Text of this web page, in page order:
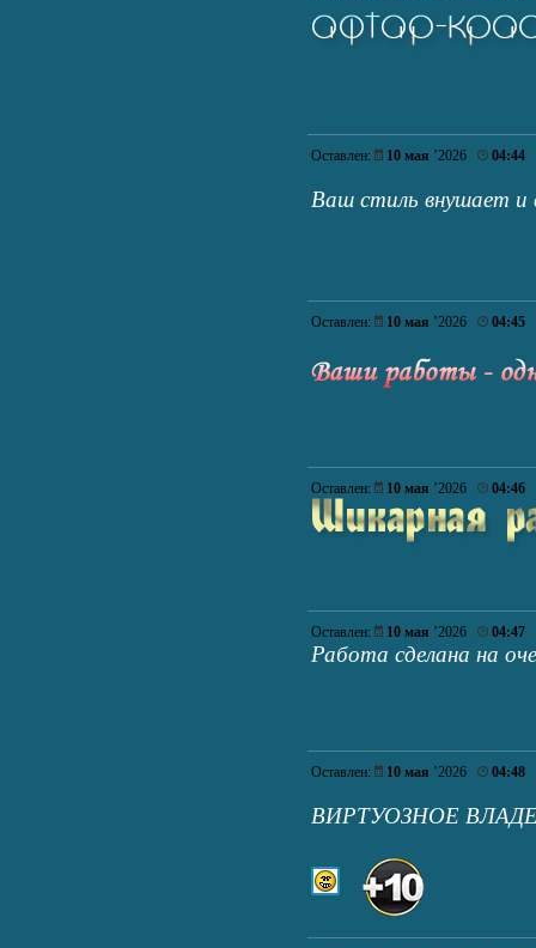
Оставлен: 10 мая ’2026 04:44
Ваш стиль внушает
Оставлен: 10 мая ’2026 04:45
Оставлен: 10 мая ’2026 04:46
Оставлен: 10 мая ’2026 04:47
Работа сделана на
Оставлен: 10 мая ’2026 04:48
ВИРТУОЗНОЕ